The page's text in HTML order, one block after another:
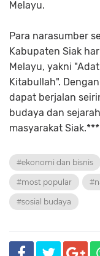
Melayu.
Para narasumber
Kabupaten Siak
Melayu, yakni
Kitabullah".
dapat berjalan
budaya dan
masyarakat
#ekonomi dan bisnis
#most popular
#sosial budaya